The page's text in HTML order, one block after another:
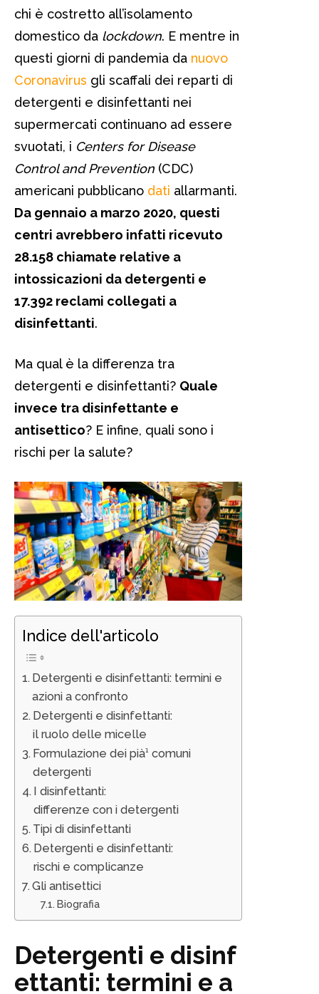
chi è costretto all’isolamento
domestico da lockdown. E mentre in
questi giorni di pandemia da nuovo
Coronavirus gli scaffali dei reparti di
detergenti e disinfettanti nei
supermercati continuano ad essere
svuotati, i Centers for Disease
Control and Prevention (CDC)
americani pubblicano dati allarmanti.
Da gennaio a marzo 2020, questi
centri avrebbero infatti ricevuto
28.158 chiamate relative a
intossicazioni da detergenti e
17.392 reclami collegati a
disinfettanti.
Ma qual è la differenza tra
detergenti e disinfettanti? Quale
invece tra disinfettante e
antisettico? E infine, quali sono i
rischi per la salute?
Indice dell'articolo
Detergenti e disinfettanti: termini e
azioni a confronto
Detergenti e disinfettanti:
il ruolo delle micelle
Formulazione dei pià¹ comuni
detergenti
I disinfettanti:
differenze con i detergenti
Tipi di disinfettanti
Detergenti e disinfettanti:
rischi e complicanze
Gli antisettici
Biografia
Detergenti e disinf
ettanti: termini e a